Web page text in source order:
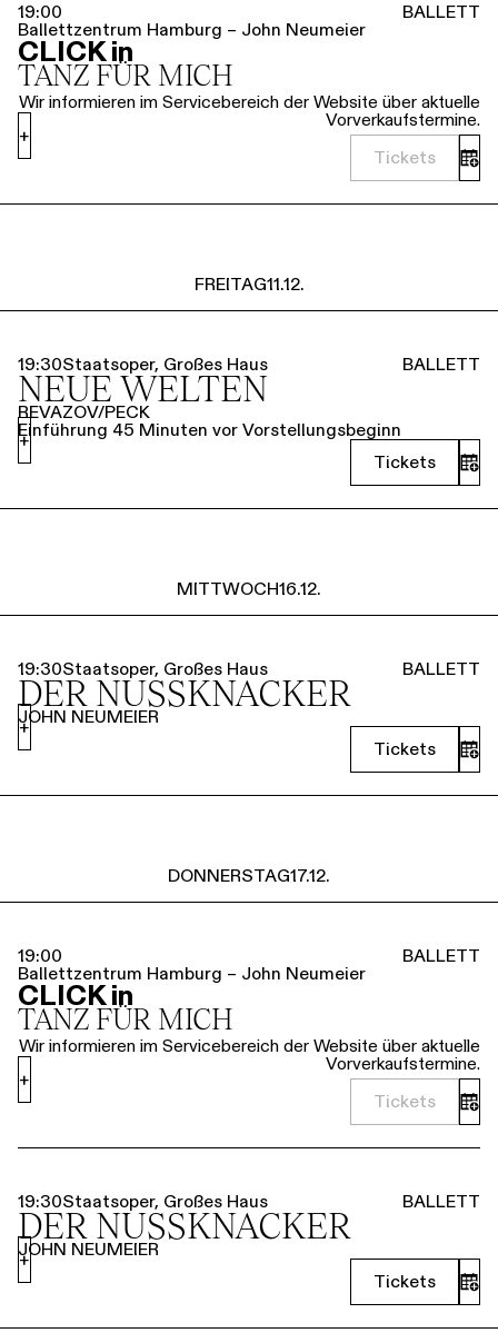
19:00
Ballettzentrum Hamburg – John Neumeier
BALLETT
CLICK in
TANZ FÜR MICH
Wir informieren im Servicebereich der Website über aktuelle
Vorverkaufstermine.
Tickets
+
FREITAG11.12.
19:30Staatsoper, Großes Haus BALLETT
NEUE WELTEN
REVAZOV/PECK
Einführung 45 Minuten vor Vorstellungsbeginn
Tickets
+
MITTWOCH16.12.
19:30Staatsoper, Großes Haus BALLETT
DER NUSSKNACKER
JOHN NEUMEIER
Tickets
+
DONNERSTAG17.12.
19:00
Ballettzentrum Hamburg – John Neumeier
BALLETT
CLICK in
TANZ FÜR MICH
Wir informieren im Servicebereich der Website über aktuelle
Vorverkaufstermine.
Tickets
+
19:30Staatsoper, Großes Haus BALLETT
DER NUSSKNACKER
JOHN NEUMEIER
Tickets
+